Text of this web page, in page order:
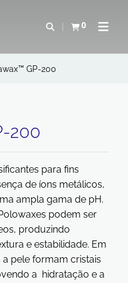
Abrir pesquisa
0
Exibir cestaAbrir
GP-200
200
para fins
de íons metálicos,
ampla gama de pH.
podem ser
produzindo
e estabilidade. Em
pele formam cristais
a hidratação e a